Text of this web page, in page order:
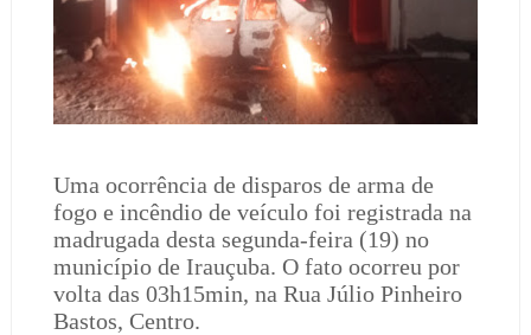
Uma ocorrência de disparos de arma de
fogo e incêndio de veículo foi registrada na
madrugada desta segunda-feira (19) no
município de Irauçuba. O fato ocorreu por
volta das 03h15min, na Rua Júlio Pinheiro
Bastos, Centro.